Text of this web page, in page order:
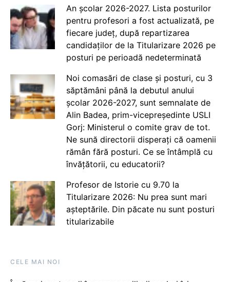
An școlar 2026-2027. Lista posturilor
pentru profesori a fost actualizată, pe
fiecare județ, după repartizarea
candidaților de la Titularizare 2026 pe
posturi pe perioadă nedeterminată
Noi comasări de clase și posturi, cu 3
săptămâni până la debutul anului
școlar 2026-2027, sunt semnalate de
Alin Badea, prim-vicepreședinte USLI
Gorj: Ministerul o comite grav de tot.
Ne sună directorii disperați că oamenii
rămân fără posturi. Ce se întâmplă cu
învățătorii, cu educatorii?
Profesor de Istorie cu 9.70 la
Titularizare 2026: Nu prea sunt mari
așteptările. Din păcate nu sunt posturi
titularizabile
CELE MAI NOI